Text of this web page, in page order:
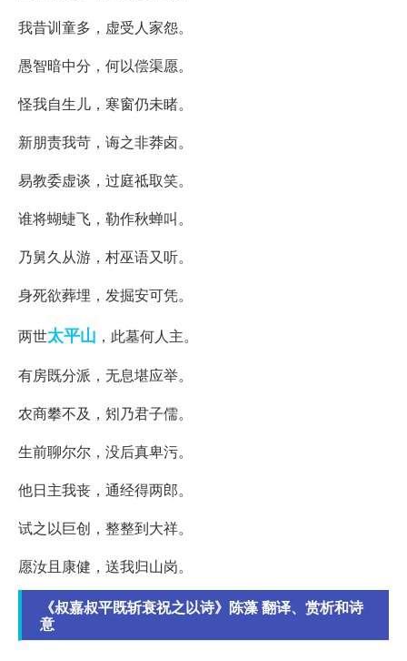
我昔训童多，虚受人家怨。
愚智暗中分，何以偿渠愿。
怪我自生儿，寒窗仍未睹。
新朋责我苛，诲之非莽卤。
易教委虚谈，过庭祗取笑。
谁将蝴蜨飞，勒作秋蝉叫。
乃舅久从游，村巫语又听。
身死欲葬埋，发掘安可凭。
两世太平山 ，此墓何人主。
有房既分派，无息堪应举。
农商攀不及，矧乃君子儒。
生前聊尔尔，没后真卑污。
他日主我丧，通经得两郎。
试之以巨创，整整到大祥。
愿汝且康健，送我归山岗。
《叔嘉叔平既斩衰祝之以诗》陈藻 翻译、赏析和诗
意